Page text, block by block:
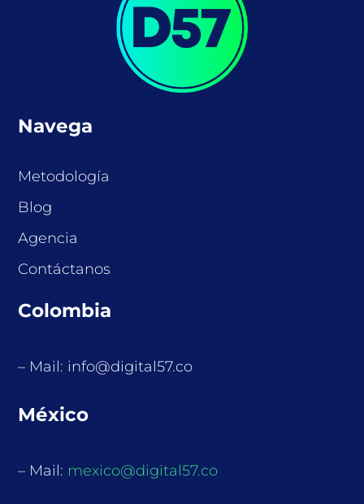
Navega
Metodología
Blog
Agencia
Contáctanos
Colombia
– Mail: info@digital57.co
México
– Mail: mexico@digital57.co